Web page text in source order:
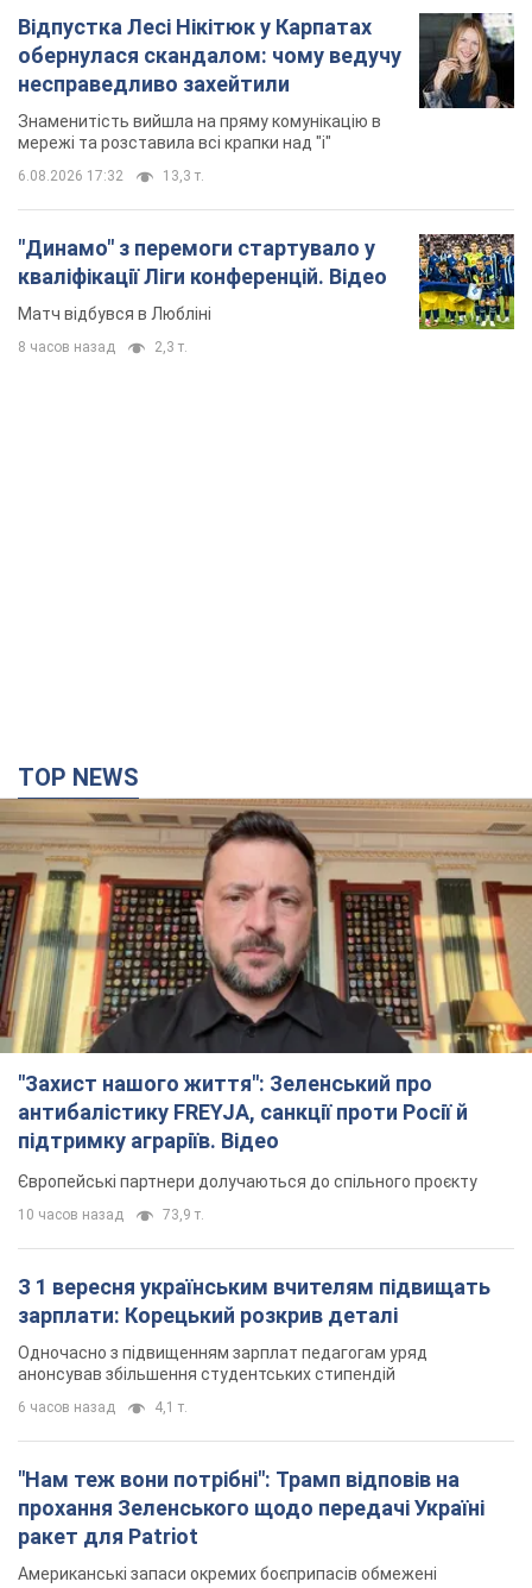
Відпустка Лесі Нікітюк у Карпатах
обернулася скандалом: чому ведучу
несправедливо захейтили
Знаменитість вийшла на пряму комунікацію в
мережі та розставила всі крапки над "і"
6.08.2026 17:32 13,3 т.
"Динамо" з перемоги стартувало у
кваліфікації Ліги конференцій. Відео
Матч відбувся в Любліні
8 часов назад 2,3 т.
TOP NEWS
"Захист нашого життя": Зеленський про
антибалістику FREYJA, санкції проти Росії й
підтримку аграріїв. Відео
Європейські партнери долучаються до спільного проєкту
10 часов назад 73,9 т.
З 1 вересня українським вчителям підвищать
зарплати: Корецький розкрив деталі
Одночасно з підвищенням зарплат педагогам уряд
анонсував збільшення студентських стипендій
6 часов назад 4,1 т.
"Нам теж вони потрібні": Трамп відповів на
прохання Зеленського щодо передачі Україні
ракет для Patriot
Американські запаси окремих боєприпасів обмежені